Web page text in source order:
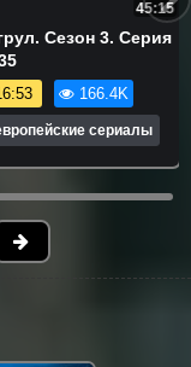
3. Серия
сериалы